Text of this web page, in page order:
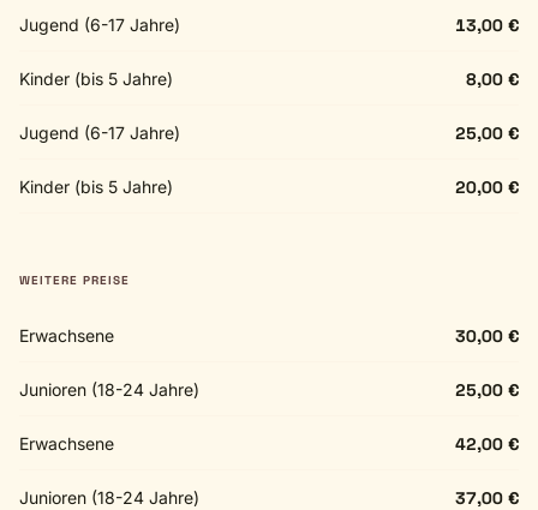
Jugend (6-17 Jahre) 13,00 €
Kinder (bis 5 Jahre) 8,00 €
Jugend (6-17 Jahre) 25,00 €
Kinder (bis 5 Jahre) 20,00 €
WEITERE PREISE
Erwachsene 30,00 €
Junioren (18-24 Jahre) 25,00 €
Erwachsene 42,00 €
Junioren (18-24 Jahre) 37,00 €